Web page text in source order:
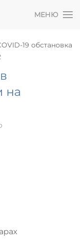
МЕНЮ
19 обстановка
на